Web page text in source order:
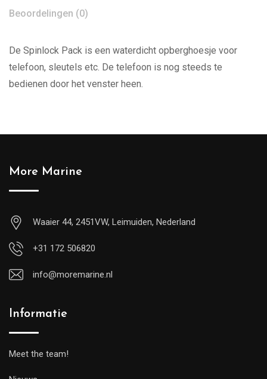
Beoordelingen (0)
De Spinlock Pack is een waterdicht opberghoesje voor
telefoon, sleutels etc. De telefoon is nog steeds te
bedienen door het venster heen.
More Marine
Waaier 44, 2451VW, Leimuiden, Nederland
+31 172 506820
info@moremarine.nl
Informatie
Meet the team!